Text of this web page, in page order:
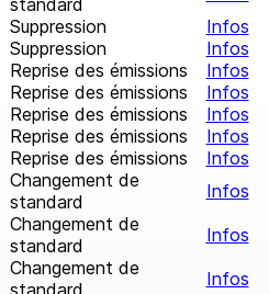
standard
Suppression
Infos
Suppression
Infos
Reprise des émissions
Infos
Reprise des émissions
Infos
Reprise des émissions
Infos
Reprise des émissions
Infos
Reprise des émissions
Infos
Changement de
standard
Infos
Changement de
standard
Infos
Changement de
standard
Infos